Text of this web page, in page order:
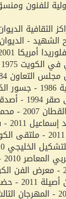
للفنون
الديوان
- الديوان
2001 . الإصدارات :
عبدالرضا
2011 - عبدالله
للابداع التشكيلي 2011 -